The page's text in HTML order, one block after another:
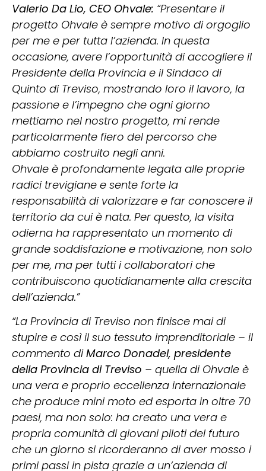
Valerio Da Lio, CEO Ohvale: “Presentare il
progetto Ohvale è sempre motivo di orgoglio
per me e per tutta l’azienda. In questa
occasione, avere l’opportunità di accogliere il
Presidente della Provincia e il Sindaco di
Quinto di Treviso, mostrando loro il lavoro, la
passione e l’impegno che ogni giorno
mettiamo nel nostro progetto, mi rende
particolarmente fiero del percorso che
abbiamo costruito negli anni.
Ohvale è profondamente legata alle proprie
radici trevigiane e sente forte la
responsabilità di valorizzare e far conoscere il
territorio da cui è nata. Per questo, la visita
odierna ha rappresentato un momento di
grande soddisfazione e motivazione, non solo
per me, ma per tutti i collaboratori che
contribuiscono quotidianamente alla crescita
dell’azienda.”
“La Provincia di Treviso non finisce mai di
stupire e così il suo tessuto imprenditoriale – il
commento diMarco Donadel, presidente
della Provincia di Treviso – quella di Ohvale è
una vera e proprio eccellenza internazionale
che produce mini moto ed esporta in oltre 70
paesi, ma non solo: ha creato una vera e
propria comunità di giovani piloti del futuro
che un giorno si ricorderanno di aver mosso i
primi passi in pista grazie a un’azienda di